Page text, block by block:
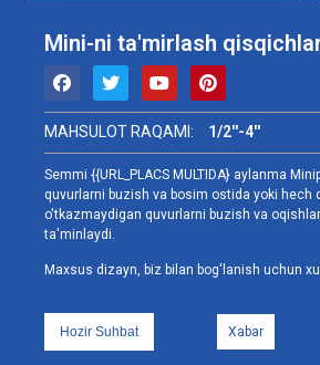
Mini-ni ta'mirlash
MAHSULOT RAQAMI: 1/2''-4''
Semmi {{URL_PLACS MULTIDA} aylanma
quvurlarni buzish va bosim ostida yoki hech
o'tkazmaydigan quvurlarni buzish va
ta'minlaydi.
Maxsus dizayn, biz bilan bog'lanish uchun
Hozir Suhbat Xabar